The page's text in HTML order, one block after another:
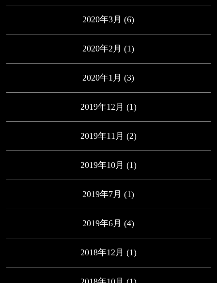
2020年3月 (6)
2020年2月 (1)
2020年1月 (3)
2019年12月 (1)
2019年11月 (2)
2019年10月 (1)
2019年7月 (1)
2019年6月 (4)
2018年12月 (1)